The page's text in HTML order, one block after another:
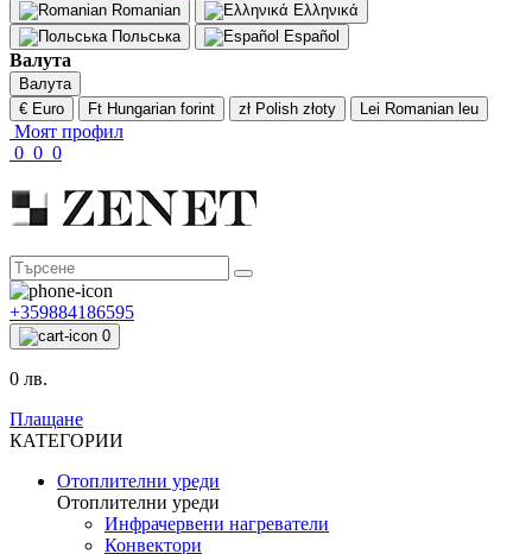
Romanian
Ελληνικά
Польська
Español
Валута
Валута
€ Euro
Ft Hungarian forint zł Polish złoty Lei Romanian leu
Моят профил
0 0 0
+359884186595
0
0 лв.
Плащане
КАТЕГОРИИ
Отоплителни уреди
Отоплителни уреди
Инфрачервени нагреватели
Конвектори